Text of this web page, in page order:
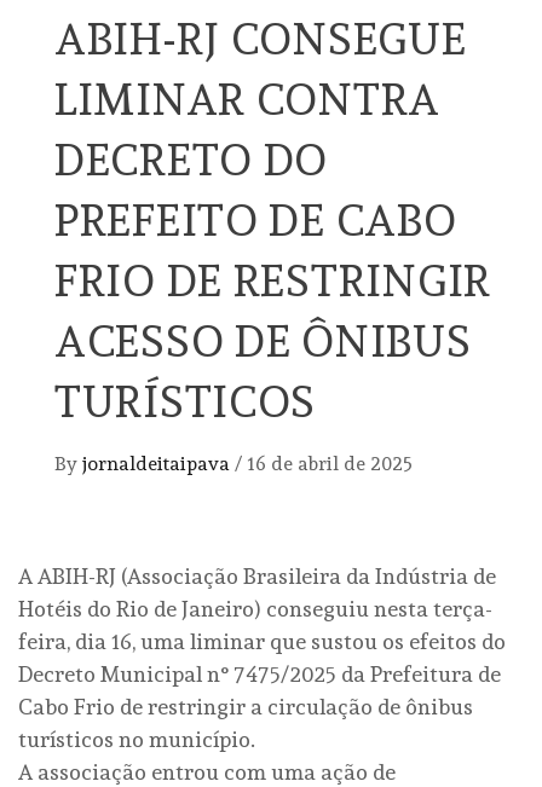
ABIH-RJ CONSEGUE
LIMINAR CONTRA
DECRETO DO
PREFEITO DE CABO
FRIO DE RESTRINGIR
ACESSO DE ÔNIBUS
TURÍSTICOS
By jornaldeitaipava / 16 de abril de 2025
A ABIH-RJ (Associação Brasileira da Indústria de
Hotéis do Rio de Janeiro) conseguiu nesta terça-
feira, dia 16, uma liminar que sustou os efeitos do
Decreto Municipal n° 7475/2025 da Prefeitura de
Cabo Frio de restringir a circulação de ônibus
turísticos no município.
A associação entrou com uma ação de